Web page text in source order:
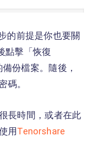
的前提是你也要關
點擊「恢復
份檔案。隨後，
碼。
長時間，或者在此
用Tenorshare